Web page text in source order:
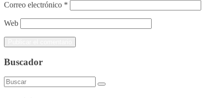
Correo electrónico *
Web
Buscador